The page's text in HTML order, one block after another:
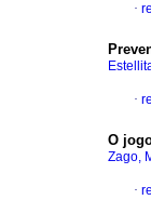
·
·
O
Zago,
·